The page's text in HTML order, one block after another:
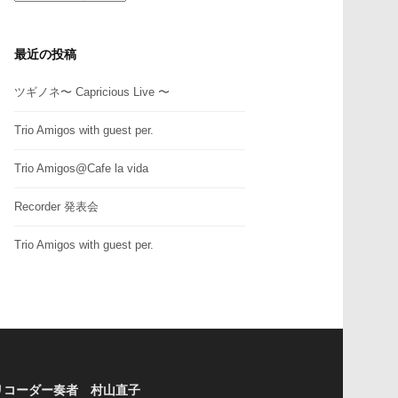
リ
最近の投稿
ツギノネ〜 Capricious Live 〜
Trio Amigos with guest per.
Trio Amigos@Cafe la vida
Recorder 発表会
Trio Amigos with guest per.
コーダー奏者 村山直子